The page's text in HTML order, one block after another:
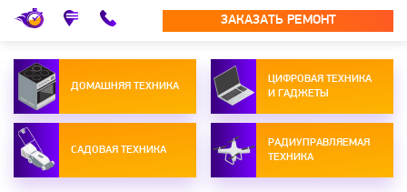
ЗАКАЗАТЬ РЕМОНТ
ДОМАШНЯЯ ТЕХНИКА
ЦИФРОВАЯ ТЕХНИКА
И ГАДЖЕТЫ
САДОВАЯ ТЕХНИКА
РАДИУПРАВЛЯЕМАЯ
ТЕХНИКА